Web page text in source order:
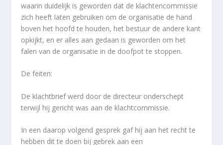
waarin duidelijk is geworden dat de klachtencommissie
zich heeft laten gebruiken om de organisatie de hand
boven het hoofd te houden, het bestuur de andere kant
opkijkt, en er alles aan gedaan is geworden om het
falen van de organisatie in de doofpot te stoppen.
De feiten:
De klachtbrief werd door de directeur onderschept
terwijl hij gericht was aan de klachtcommissie.
In een daarop volgend gesprek gaf hij aan het recht te
hebben dit te doen bij gebrek aan een